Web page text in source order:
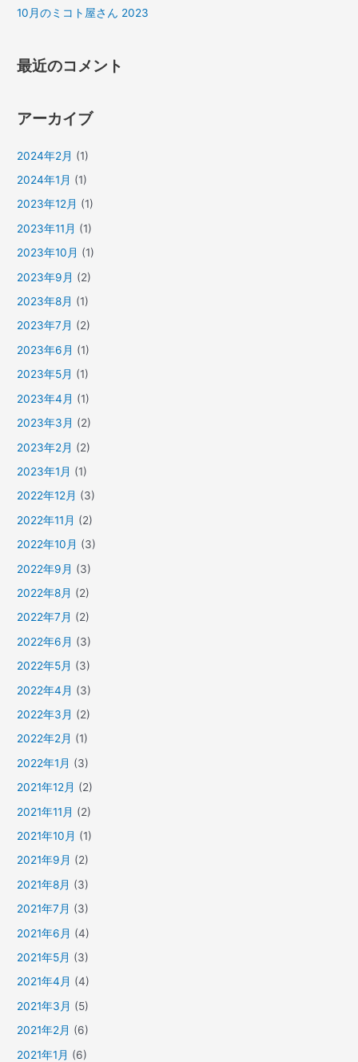
10月のミコト屋さん 2023
最近のコメント
アーカイブ
2024年2月 (1)
2024年1月 (1)
2023年12月 (1)
2023年11月 (1)
2023年10月 (1)
2023年9月 (2)
2023年8月 (1)
2023年7月 (2)
2023年6月 (1)
2023年5月 (1)
2023年4月 (1)
2023年3月 (2)
2023年2月 (2)
2023年1月 (1)
2022年12月 (3)
2022年11月 (2)
2022年10月 (3)
2022年9月 (3)
2022年8月 (2)
2022年7月 (2)
2022年6月 (3)
2022年5月 (3)
2022年4月 (3)
2022年3月 (2)
2022年2月 (1)
2022年1月 (3)
2021年12月 (2)
2021年11月 (2)
2021年10月 (1)
2021年9月 (2)
2021年8月 (3)
2021年7月 (3)
2021年6月 (4)
2021年5月 (3)
2021年4月 (4)
2021年3月 (5)
2021年2月 (6)
2021年1月 (6)